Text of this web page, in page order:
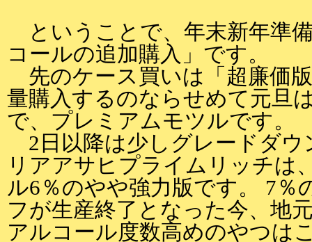
ということで、年末新年準
コールの追加購入」です。
先のケース買いは「超廉価
量購入するのならせめて元旦
で、プレミアムモツルです。
2日以降は少しグレードダウ
リアアサヒプライムリッチは
ル6％のやや強力版です。 7％
フが生産終了となった今、地
アルコール度数高めのやつは